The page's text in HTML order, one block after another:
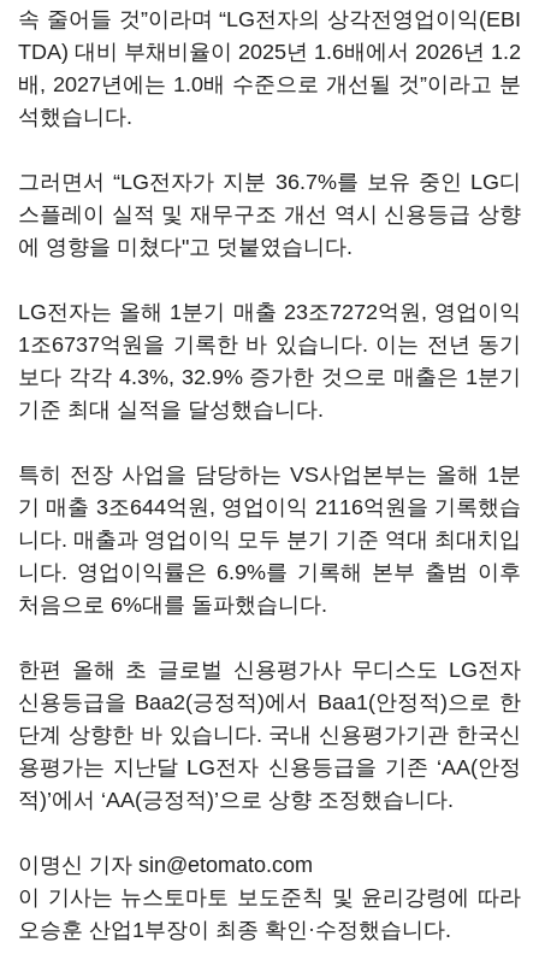
속 줄어들 것”이라며 “LG전자의 상각전영업이익(EBI
TDA) 대비 부채비율이 2025년 1.6배에서 2026년 1.2
배, 2027년에는 1.0배 수준으로 개선될 것”이라고 분
석했습니다.
그러면서 “LG전자가 지분 36.7%를 보유 중인 LG디
스플레이 실적 및 재무구조 개선 역시 신용등급 상향
에 영향을 미쳤다"고 덧붙였습니다.
LG전자는 올해 1분기 매출 23조7272억원, 영업이익
1조6737억원을 기록한 바 있습니다. 이는 전년 동기
보다 각각 4.3%, 32.9% 증가한 것으로 매출은 1분기
기준 최대 실적을 달성했습니다.
특히 전장 사업을 담당하는 VS사업본부는 올해 1분
기 매출 3조644억원, 영업이익 2116억원을 기록했습
니다. 매출과 영업이익 모두 분기 기준 역대 최대치입
니다. 영업이익률은 6.9%를 기록해 본부 출범 이후
처음으로 6%대를 돌파했습니다.
한편 올해 초 글로벌 신용평가사 무디스도 LG전자
신용등급을 Baa2(긍정적)에서 Baa1(안정적)으로 한
단계 상향한 바 있습니다. 국내 신용평가기관 한국신
용평가는 지난달 LG전자 신용등급을 기존 ‘AA(안정
적)’에서 ‘AA(긍정적)’으로 상향 조정했습니다.
이명신 기자 sin@etomato.com
이 기사는 뉴스토마토 보도준칙 및 윤리강령에 따라
오승훈 산업1부장이 최종 확인·수정했습니다.